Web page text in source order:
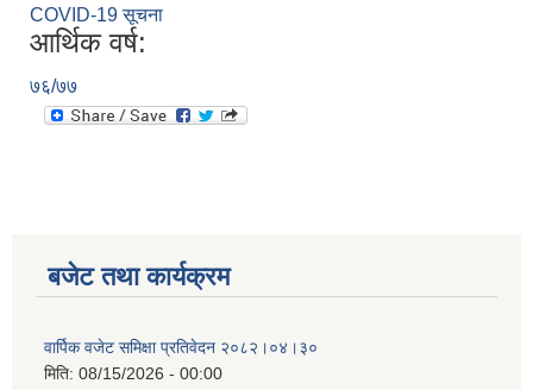
COVID-19 सूचना
आर्थिक वर्ष:
७६/७७
बजेट तथा कार्यक्रम
वार्पिक वजेट समिक्षा प्रतिवेदन २०८२।०४।३०
मिति: 08/15/2026 - 00:00